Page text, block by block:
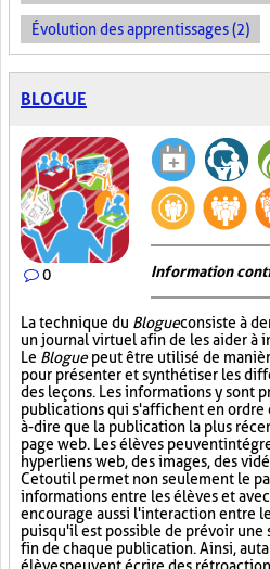
Évolution des apprentissages (2)
BLOGUE
0 Information
La technique du Blogueconsiste à
un journal virtuel afin de les aider à
Le Bloguepeut être utilisé de
pour présenter et synthétiser les
des leçons. Les informations y sont
publications qui s'affichent en
à-dire que la publication la plus
page web. Les élèves peuvent
hyperliens web, des images, des
Cet outil permet non seulement le
informations entre les élèves et
encourage aussi l'interaction entre
puisqu'il est possible de prévoir une
fin de chaque publication. Ainsi,